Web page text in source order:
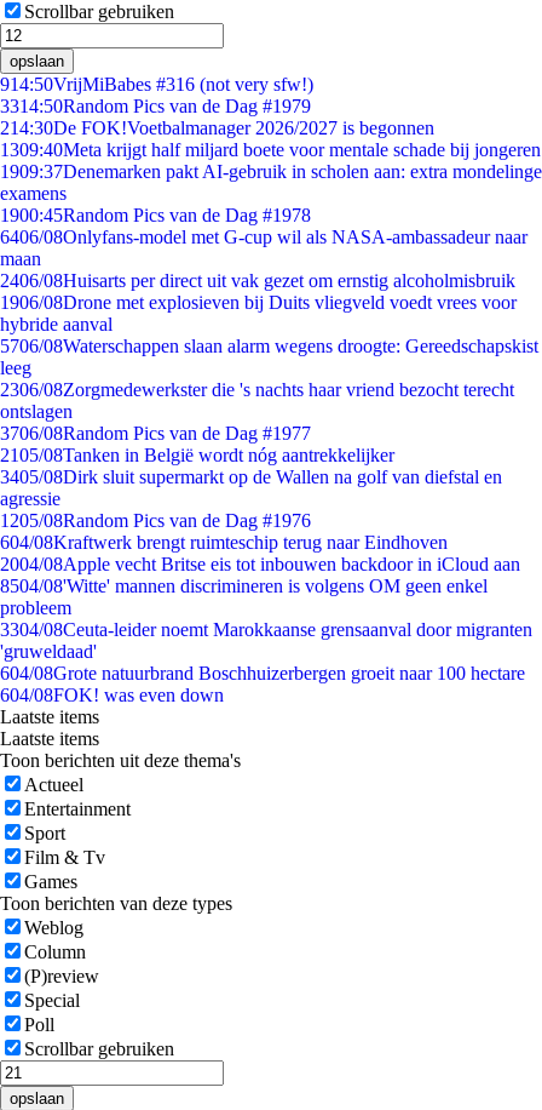
Scrollbar gebruiken
opslaan
914:50VrijMiBabes #316 (not very sfw!)
3314:50Random Pics van de Dag #1979
214:30De FOK!Voetbalmanager 2026/2027 is begonnen
1309:40Meta krijgt half miljard boete voor mentale schade bij jongeren
1909:37Denemarken pakt AI-gebruik in scholen aan: extra mondelinge
examens
1900:45Random Pics van de Dag #1978
6406/08Onlyfans-model met G-cup wil als NASA-ambassadeur naar
maan
2406/08Huisarts per direct uit vak gezet om ernstig alcoholmisbruik
1906/08Drone met explosieven bij Duits vliegveld voedt vrees voor
hybride aanval
5706/08Waterschappen slaan alarm wegens droogte: Gereedschapskist
leeg
2306/08Zorgmedewerkster die 's nachts haar vriend bezocht terecht
ontslagen
3706/08Random Pics van de Dag #1977
2105/08Tanken in België wordt nóg aantrekkelijker
3405/08Dirk sluit supermarkt op de Wallen na golf van diefstal en
agressie
1205/08Random Pics van de Dag #1976
604/08Kraftwerk brengt ruimteschip terug naar Eindhoven
2004/08Apple vecht Britse eis tot inbouwen backdoor in iCloud aan
8504/08'Witte' mannen discrimineren is volgens OM geen enkel
probleem
3304/08Ceuta-leider noemt Marokkaanse grensaanval door migranten
'gruweldaad'
604/08Grote natuurbrand Boschhuizerbergen groeit naar 100 hectare
604/08FOK! was even down
Laatste items
Laatste items
Toon berichten uit deze thema's
Actueel
Entertainment
Sport
Film & Tv
Games
Toon berichten van deze types
Weblog
Column
(P)review
Special
Poll
Scrollbar gebruiken
opslaan